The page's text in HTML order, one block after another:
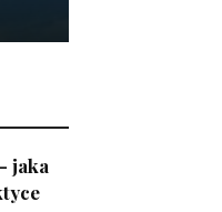
jaka